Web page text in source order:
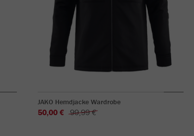
JAKO Hemdjacke Wardrobe
50,00 € 99,99 €